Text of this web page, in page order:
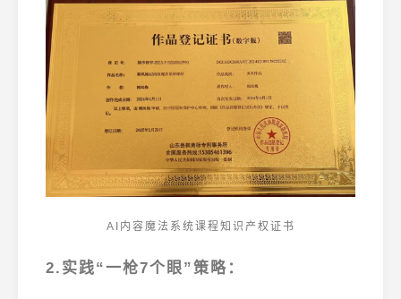
AI内容魔法系统课程知识产权证书
2.实践“一枪7个眼”策略 ：